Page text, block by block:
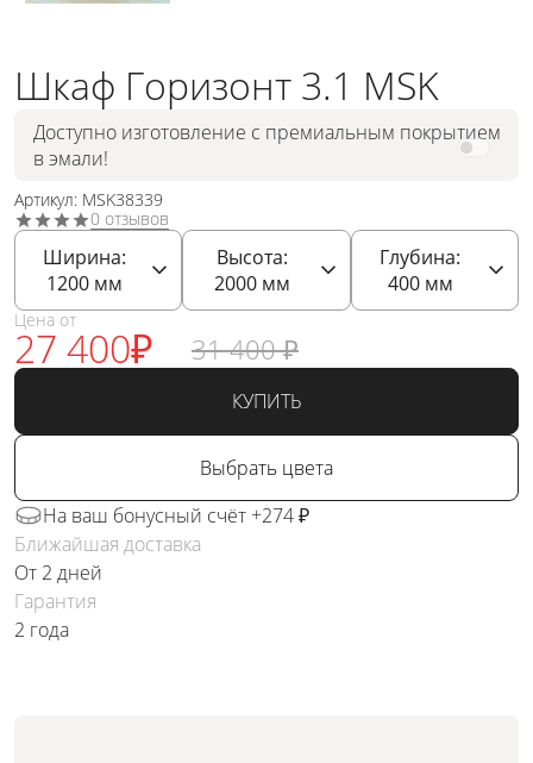
Шкаф Горизонт 3.1 MSK
Доступно изготовление с премиальным покрытием
в эмали!
Артикул: MSK38339
0 отзывов
Ширина:
1200мм
Высота:
2000мм
Глубина:
400мм
Цена от
27 400₽ 31 400 ₽
КУПИТЬ
Выбрать цвета
На ваш бонусный счёт +274 ₽
Ближайшая доставка
От 2 дней
Гарантия
2 года